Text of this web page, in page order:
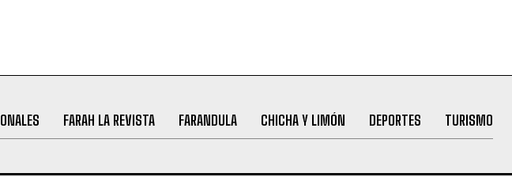
FARAH LA REVISTA FARANDULA CHICHA Y LIMÓN DEPORTES TURISMO